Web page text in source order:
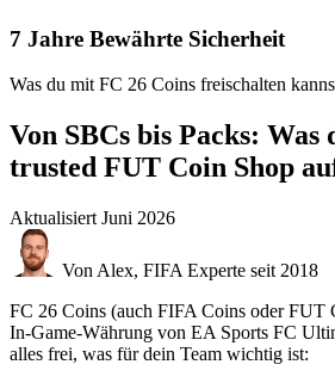
7 Jahre Bewährte Sicherheit
Was du mit FC 26 Coins freischalten
Von SBCs bis Packs: Was
trusted FUT Coin Shop
Aktualisiert Juni 2026
Von Alex, FIFA Experte seit 2018
FC 26 Coins (auch FIFA Coins oder FUT
In-Game-Währung von EA Sports FC
alles frei, was für dein Team wichtig ist: